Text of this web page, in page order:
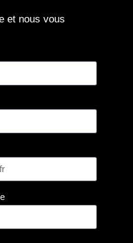
et nous vous